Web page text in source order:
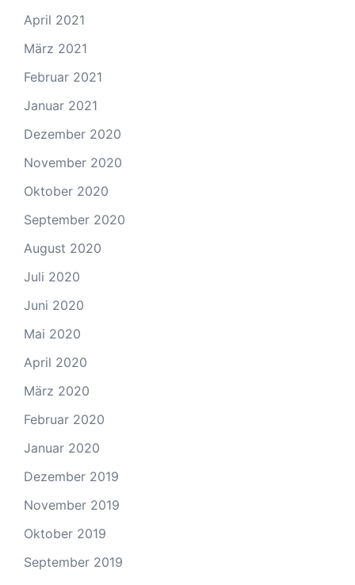
April 2021
März 2021
Februar 2021
Januar 2021
Dezember 2020
November 2020
Oktober 2020
September 2020
August 2020
Juli 2020
Juni 2020
Mai 2020
April 2020
März 2020
Februar 2020
Januar 2020
Dezember 2019
November 2019
Oktober 2019
September 2019